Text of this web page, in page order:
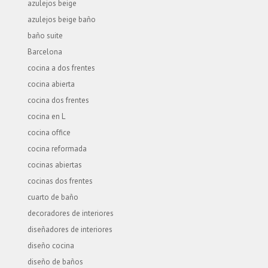
azulejos beige
azulejos beige baño
baño suite
Barcelona
cocina a dos frentes
cocina abierta
cocina dos frentes
cocina en L
cocina office
cocina reformada
cocinas abiertas
cocinas dos frentes
cuarto de baño
decoradores de interiores
diseñadores de interiores
diseño cocina
diseño de baños